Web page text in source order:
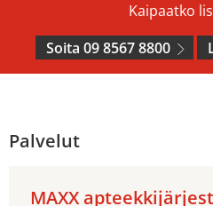
Kaipaatko
Soita 09 8567 8800
Palvelut
MAXX